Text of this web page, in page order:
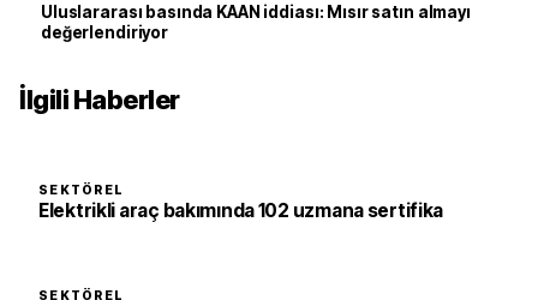
Uluslararası basında KAAN iddiası: Mısır satın almayı
değerlendiriyor
İlgili Haberler
SEKTÖREL
Elektrikli araç bakımında 102 uzmana sertifika
SEKTÖREL